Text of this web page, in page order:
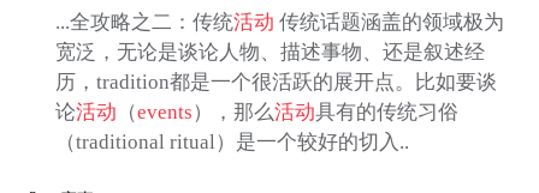
...全攻略之二：传统活动 传统话题涵盖的领域极为
宽泛，无论是谈论人物、描述事物、还是叙述经
历，tradition都是一个很活跃的展开点。比如要谈
论活动 （events），那么活动具有的传统习俗
（traditional ritual）是一个较好的切入..